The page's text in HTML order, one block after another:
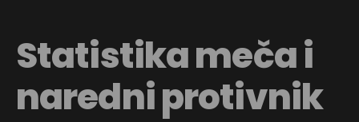
Statistika meča i
naredni protivnik